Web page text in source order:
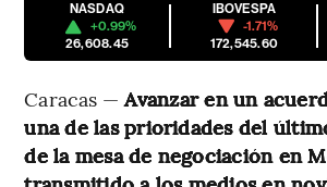
NASDAQ
+0.99%
26,608.45
IBOVESPA
-1.71%
172,545.60
Caracas —Avanzar en un
una de las prioridades del
de la mesa de negociación en